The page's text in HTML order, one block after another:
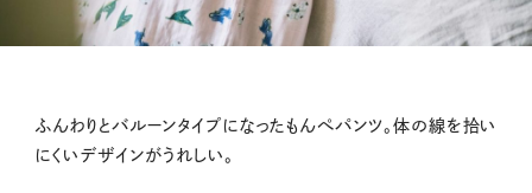
ふんわりとバルーンタイプになったもんぺパンツ。体の線を拾い
にくいデザインがうれしい。